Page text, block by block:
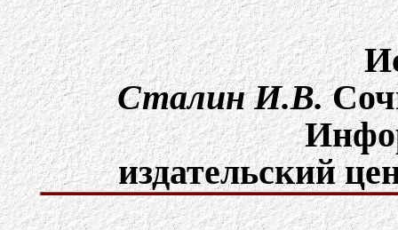
Сталин И.В.
издательский